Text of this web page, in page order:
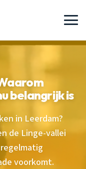
belangrijk is
in Leerdam?
de Linge-vallei
voorkomt.